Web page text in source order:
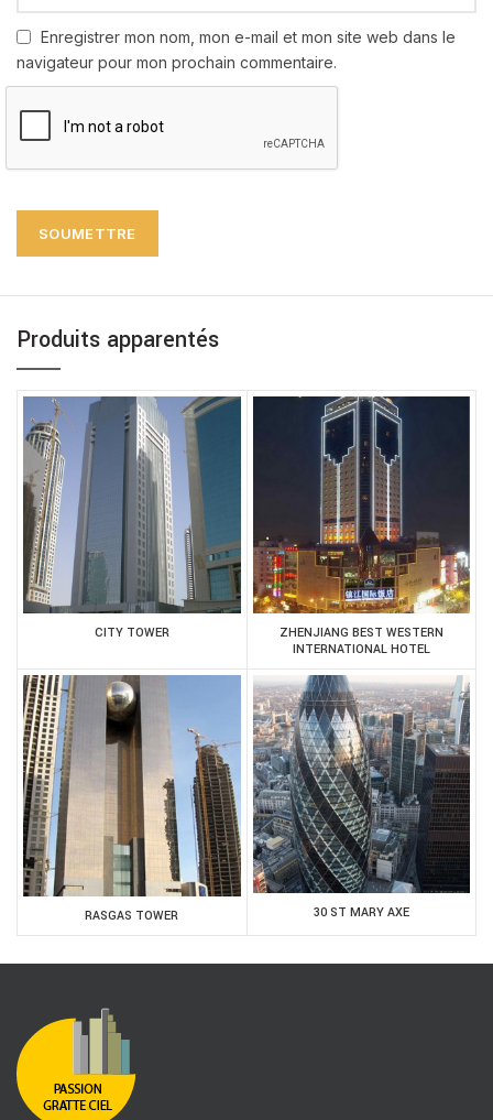
Enregistrer mon nom, mon e-mail et mon site web dans le
navigateur pour mon prochain commentaire.
Produits apparentés
CITY TOWER
ZHENJIANG BEST WESTERN
INTERNATIONAL HOTEL
RASGAS TOWER 30 ST MARY AXE